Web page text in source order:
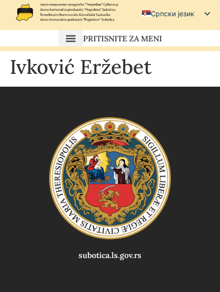
Српски језик
Српски (ћирилица)
Magyar
Hrvatski
PRITISNITE ZA MENI
Ivković Eržebet
subotica.ls.gov.rs